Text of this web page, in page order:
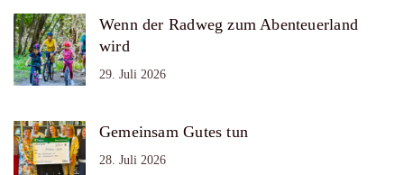
Wenn der Radweg zum Abenteuerland
wird
29. Juli 2026
Gemeinsam Gutes tun
28. Juli 2026